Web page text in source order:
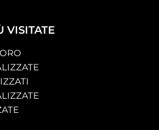
VISITATE